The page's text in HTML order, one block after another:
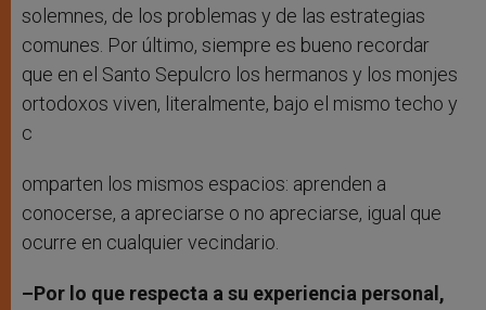
solemnes, de los problemas y de las estrategias
comunes. Por último, siempre es bueno recordar
que en el Santo Sepulcro los hermanos y los monjes
ortodoxos viven, literalmente, bajo el mismo techo y
c
omparten los mismos espacios: aprenden a
conocerse, a apreciarse o no apreciarse, igual que
ocurre en cualquier vecindario.
–Por lo que respecta a su experiencia personal,